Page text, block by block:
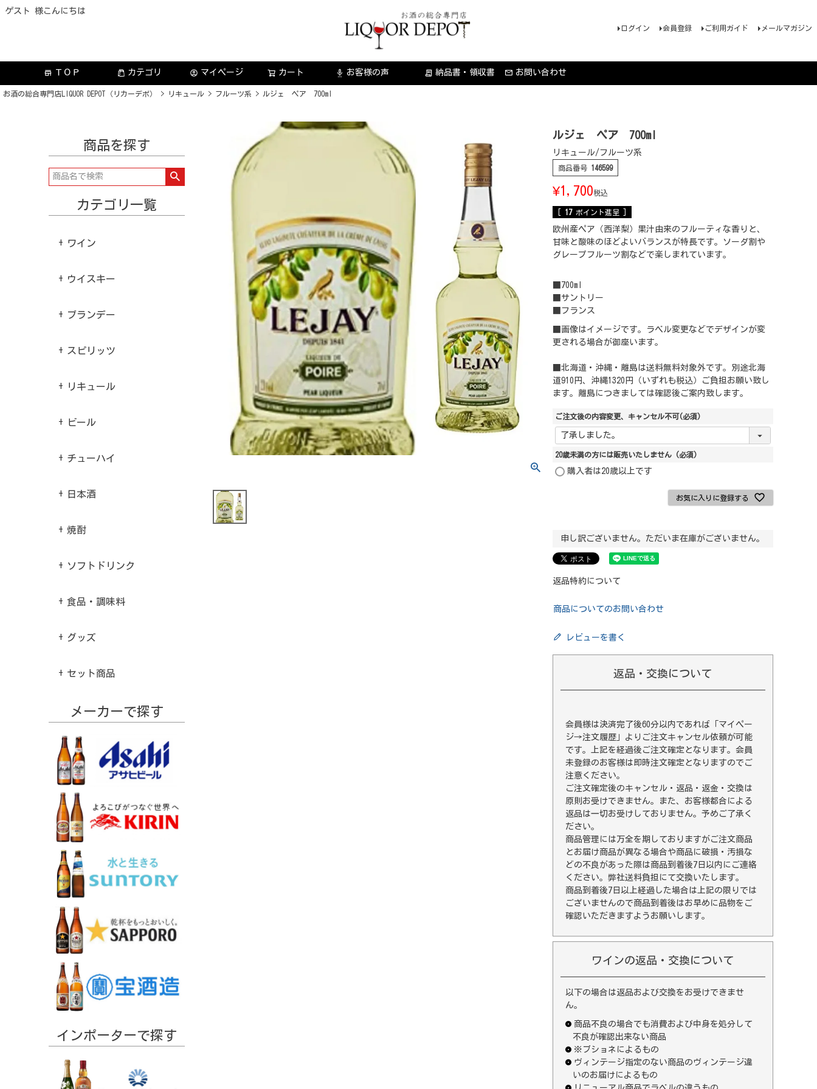
ゲスト 様こんにちは
ログイン 会員登録 ご利用ガイド メールマガジン
store ＴＯＰ カテゴリ account_circle マイページ カート settings_voice お客様の声 receipt_long 納品書・領収書 お問い合わせ
お酒の総合専門店LIQUOR DEPOT（リカーデポ） リキュール フルーツ系 ルジェ ペア 700ml
商品を探す
カテゴリ一覧
ワイン
ウイスキー
ブランデー
スピリッツ
リキュール
ビール
チューハイ
日本酒
焼酎
ソフトドリンク
食品・調味料
グッズ
セット商品
メーカーで探す
インポーターで探す
ルジェ ペア 700ml
リキュール/フルーツ系
商品番号 146599
¥1,700税込
17 ポイント進呈 ]
欧州産ペア（西洋梨）果汁由来のフルーティな香りと、
甘味と酸味のほどよいバランスが特長です。ソーダ割や
グレープフルーツ割などで楽しまれています。
■700ml
■サントリー
■フランス
■画像はイメージです。ラベル変更などでデザインが変
更される場合が御座います。
■北海道・沖縄・離島は送料無料対象外です。別途北海
道910円、沖縄1320円（いずれも税込）ご負担お願い致し
ます。離島につきましては確認後ご案内致します。
ご注文後の内容変更、キャンセル不可(必須)
20歳未満の方には販売いたしません (必須)
購入者は20歳以上です
お気に入りに登録する
申し訳ございません。ただいま在庫がございません。
返品特約について
商品についてのお問い合わせ
レビューを書く
返品・交換について
会員様は決済完了後60分以内であれば 「マイペー
ジ→注文履歴」 よりご注文キャンセル依頼が可能
です。上記を経過後ご注文確定となります。会員
未登録のお客様は即時注文確定となりますのでご
注意ください。
ご注文確定後のキャンセル・返品・返金・交換は
原則お受けできません。また、お客様都合による
返品は一切お受けしておりません。予めご了承く
ださい。
商品管理には万全を期しておりますがご注文商品
とお届け商品が異なる場合や商品に破損・汚損な
どの不良があった際は商品到着後7日以内にご連絡
ください。弊社送料負担にて交換いたします。
商品到着後7日以上経過した場合は上記の限りでは
ございませんので商品到着後はお早めに品物をご
確認いただきますようお願いします。
ワインの返品・交換について
以下の場合は返品および交換をお受けできませ
ん。
商品不良の場合でも消費および中身を処分して
不良が確認出来ない商品
※ブショネによるもの
ヴィンテージ指定のない商品のヴィンテージ違
いのお届けによるもの